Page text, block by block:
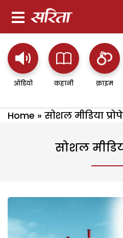
ऑडियो कहानी क्राइम
Home » सोशल मीडिया
सोशल